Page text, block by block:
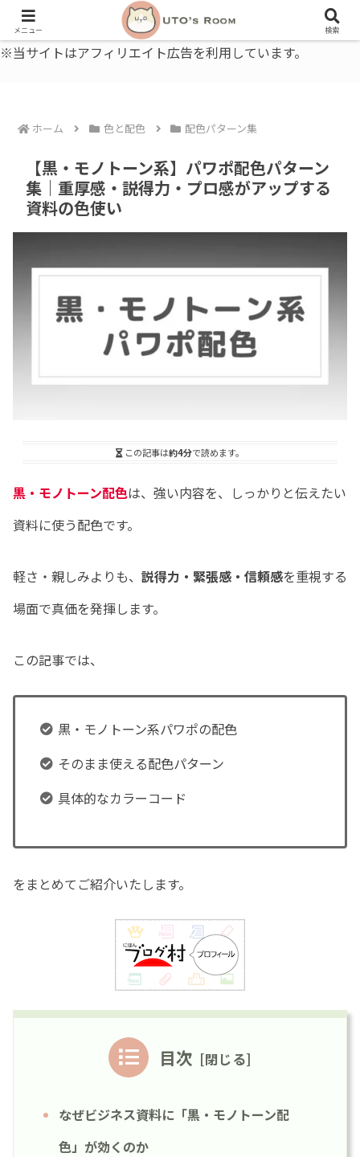
うとの部屋｜毎日に、ちょっと役立つ色と暮らし、健康のこと。
※当サイトはアフィリエイト広告を利用しています。
ホーム 色と配色 配色パターン集
【黒・モノトーン系】パワポ配色パターン
集｜重厚感・説得力・プロ感がアップする
資料の色使い
この記事は約4分で読めます。
黒・モノトーン配色は、強い内容を、しっかりと伝えたい
資料に使う配色です。
軽さ・親しみよりも、 説得力・緊張感・信頼感を重視する
場面で真価を発揮します。
この記事では、
黒・モノトーン系パワポの配色
そのまま使える配色パターン
具体的なカラーコード
をまとめてご紹介いたします。
目次
なぜビジネス資料に「黒・モノトーン配
色」が効くのか
メニュー 検索